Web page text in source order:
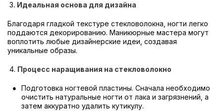
3. Идеальная основа для дизайна
Благодаря гладкой текстуре стекловолокна, ногти легко
поддаются декорированию. Маникюрные мастера могут
воплотить любые дизайнерские идеи, создавая
уникальные образы.
4. Процесс наращивания на стекловолокно
Подготовка ногтевой пластины. Сначала необходимо
очистить натуральные ногти от лака и загрязнений, а
затем аккуратно удалить кутикулу.